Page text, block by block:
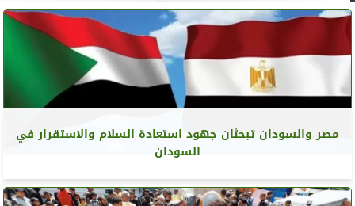
مصر والسودان تبحثان جهود استعادة السلام والاستقرار في
السودان